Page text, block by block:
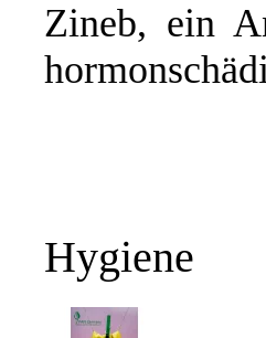
Zineb, ein
Hygiene